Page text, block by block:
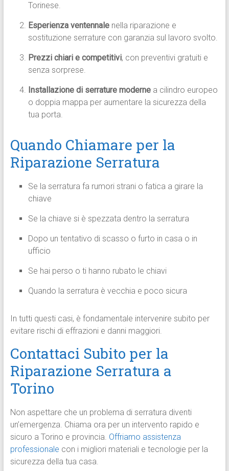
Torinese.
Esperienza ventennalenella riparazione e
sostituzione serrature con garanzia sul lavoro svolto.
Prezzi chiari e competitivi, con preventivi gratuiti e
senza sorprese.
Installazione di serrature modernea cilindro europeo
o doppia mappa per aumentare la sicurezza della
tua porta.
Quando Chiamare per la
Riparazione Serratura
Se la serratura fa rumori strani o fatica a girare la
chiave
Se la chiave si è spezzata dentro la serratura
Dopo un tentativo di scasso o furto in casa o in
ufficio
Se hai perso o ti hanno rubato le chiavi
Quando la serratura è vecchia e poco sicura
In tutti questi casi, è fondamentale intervenire subito per
evitare rischi di effrazioni e danni maggiori.
Contattaci Subito per la
Riparazione Serratura a
Torino
Non aspettare che un problema di serratura diventi
un’emergenza. Chiama ora per un intervento rapido e
sicuro a Torino e provincia. Offriamo assistenza
professionale con i migliori materiali e tecnologie per la
sicurezza della tua casa.